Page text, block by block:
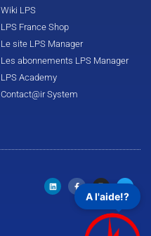
Wiki LPS
LPS France Shop
Le site LPS Manager
Les abonnements LPS Manager
LPS Academy
Contact@ir System
A l'aide!?